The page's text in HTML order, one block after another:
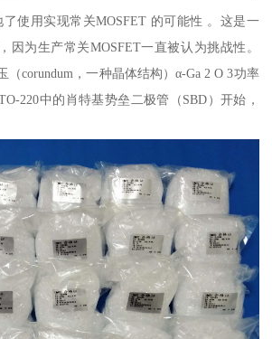
使用实现常关MOSFET 的可能性 。这是一
因为生产常关MOSFET一直被认为挑战性。
（corundum，一种晶体结构）α-Ga 2 O 3功率
220中的肖特基势垒二极管（SBD）开始，